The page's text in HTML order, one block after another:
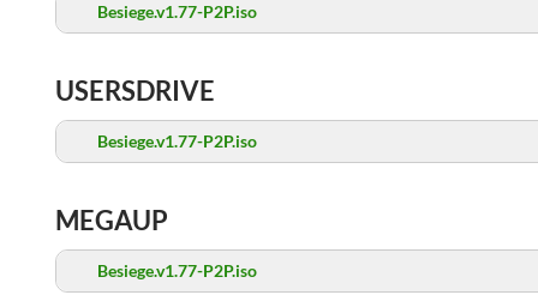
Besiege.v1.77-P2P.iso
USERSDRIVE
Besiege.v1.77-P2P.iso
MEGAUP
Besiege.v1.77-P2P.iso